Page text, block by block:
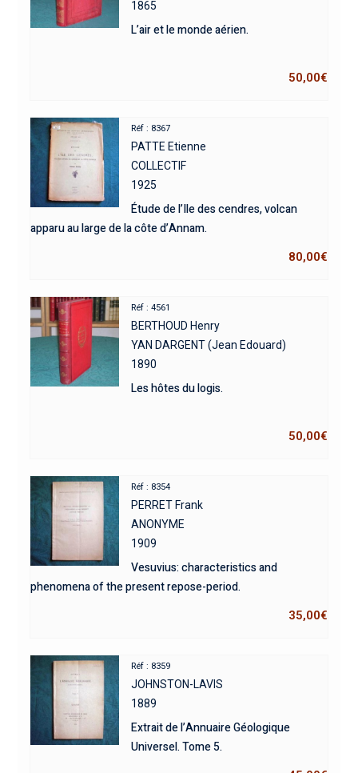
1865
L’air et le monde aérien.
50,00€
Réf : 8367
PATTE Etienne
COLLECTIF
1925
Étude de l’Ile des cendres, volcan
apparu au large de la côte d’Annam.
80,00€
Réf : 4561
BERTHOUD Henry
YAN DARGENT (Jean Edouard)
1890
Les hôtes du logis.
50,00€
Réf : 8354
PERRET Frank
ANONYME
1909
Vesuvius: characteristics and
phenomena of the present repose-period.
35,00€
Réf : 8359
JOHNSTON-LAVIS
1889
Extrait de l’Annuaire Géologique
Universel. Tome 5.